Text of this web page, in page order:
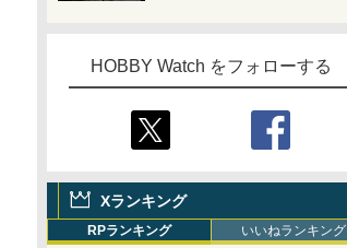
HOBBY Watch をフォローする
Xランキング
RPランキング いいねランキング